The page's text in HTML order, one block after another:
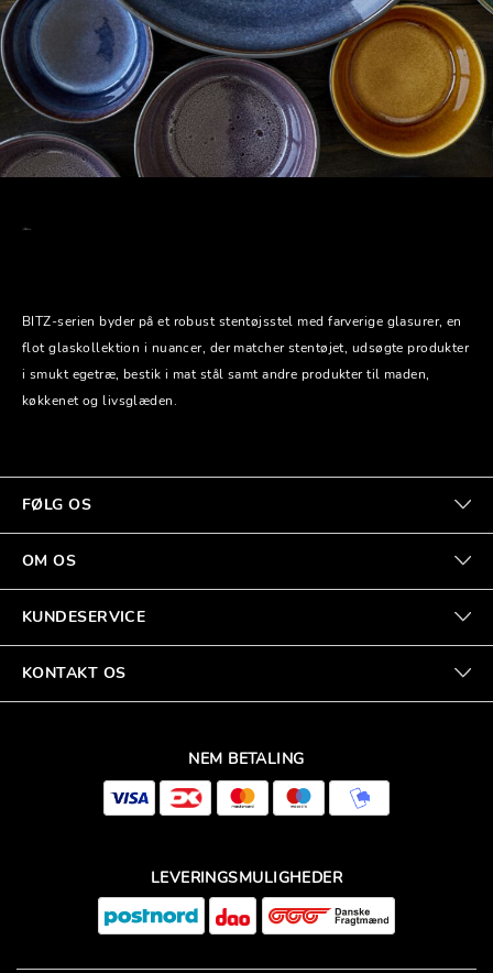
BITZ-serien byder på et robust stentøjsstel med farverige glasurer, en
flot glaskollektion i nuancer, der matcher stentøjet, udsøgte produkter
i smukt egetræ, bestik i mat stål samt andre produkter til maden,
køkkenet og livsglæden.
FØLG OS
OM OS
KUNDESERVICE
KONTAKT OS
NEM BETALING
LEVERINGSMULIGHEDER